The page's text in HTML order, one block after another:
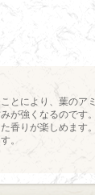
とにより、葉のアミ
が強くなるのです。
香りが楽しめます。
。